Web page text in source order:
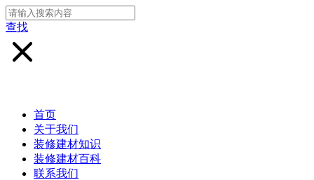
查找
首页
关于我们
装修建材知识
装修建材百科
联系我们